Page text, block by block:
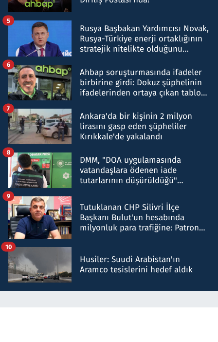
Rusya Başbakan Yardımcısı Novak,
Rusya-Türkiye enerji ortaklığının
stratejik nitelikte olduğunu
5
Ahbap soruşturmasında ifadeler
birbirine girdi: Dokuz şüphelinin
ifadelerinden ortaya çıkan tablo
6
Ankara'da bir kişinin 2 milyon
lirasını gasp eden şüpheliler
Kırıkkale'de yakalandı
7
DMM, "DOA uygulamasında
vatandaşlara ödenen iade
tutarlarının düşürüldüğü"
8
Tutuklanan CHP Silivri İlçe
Başkanı Bulut'un hesabında
milyonluk para trafiğine: Patron
9
Husiler: Suudi Arabistan'ın
Aramco tesislerini hedef aldık
10